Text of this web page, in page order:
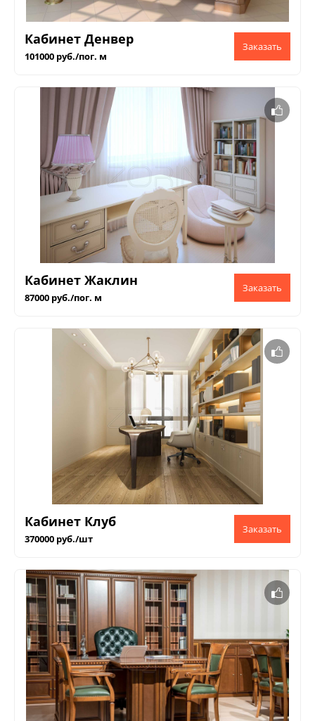
Кабинет Денвер
101000 руб./пог. м
Кабинет Жаклин
87000 руб./пог. м
Кабинет Клуб
370000 руб./шт